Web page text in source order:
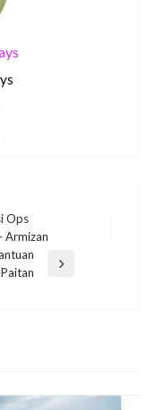
Ops
Armizan